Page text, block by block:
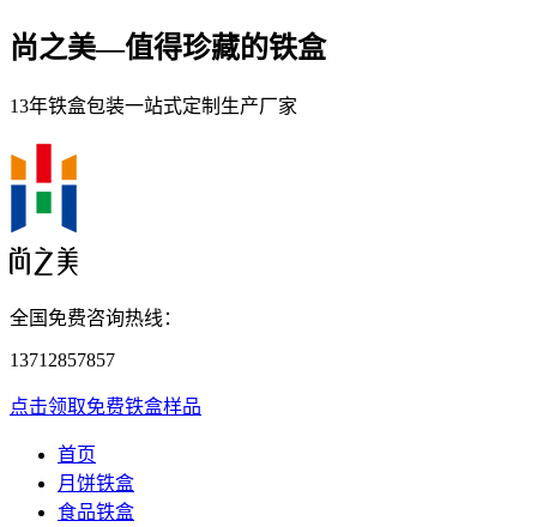
尚之美—值得珍藏的铁盒
13年铁盒包装一站式定制生产厂家
全国免费咨询热线：
13712857857
点击领取免费铁盒样品
首页
月饼铁盒
食品铁盒